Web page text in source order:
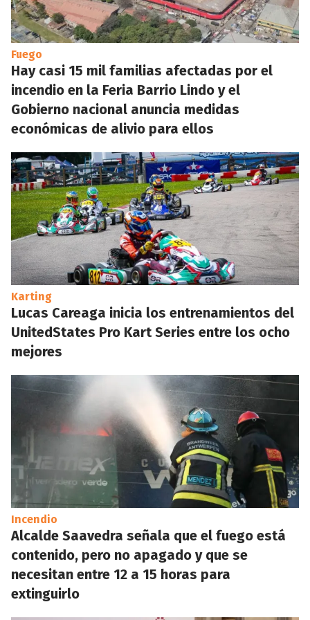
Fuego
Hay casi 15 mil familias afectadas por el
incendio en la Feria Barrio Lindo y el
Gobierno nacional anuncia medidas
económicas de alivio para ellos
Karting
Lucas Careaga inicia los entrenamientos del
UnitedStates Pro Kart Series entre los ocho
mejores
Incendio
Alcalde Saavedra señala que el fuego está
contenido, pero no apagado y que se
necesitan entre 12 a 15 horas para
extinguirlo